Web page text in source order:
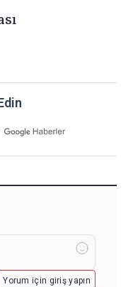
Yorum için giriş yapın